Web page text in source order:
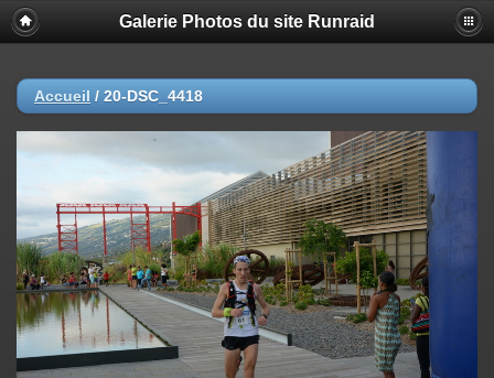
Galerie Photos du site Runraid
Accueil / 20-DSC_4418